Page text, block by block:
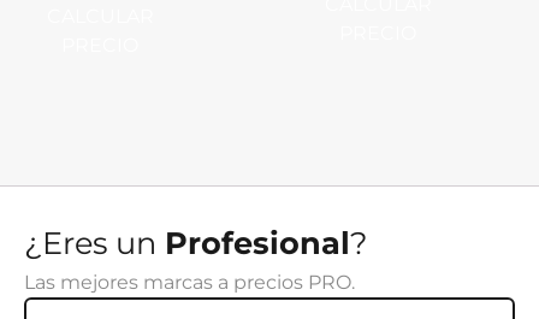
¿Eres un Profesional?
Las mejores marcas a precios PRO.